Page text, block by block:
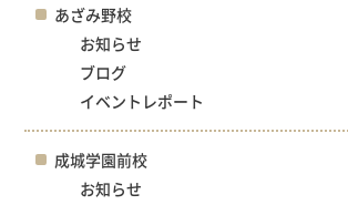
あざみ野校
お知らせ
ブログ
イベントレポート
成城学園前校
お知らせ